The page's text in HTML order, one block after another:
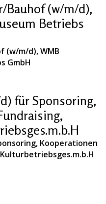
Bauhof (w/m/d),
Betriebs
(w/m/d), WMB
GmbH
für Sponsoring,
Kooperationen